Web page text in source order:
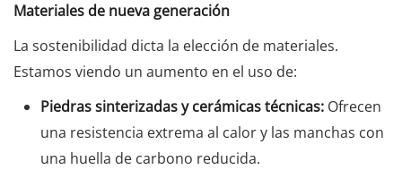
Materiales de nueva generación
La sostenibilidad dicta la elección de materiales.
Estamos viendo un aumento en el uso de:
Piedras sinterizadas y cerámicas técnicas: Ofrecen
una resistencia extrema al calor y las manchas con
una huella de carbono reducida.